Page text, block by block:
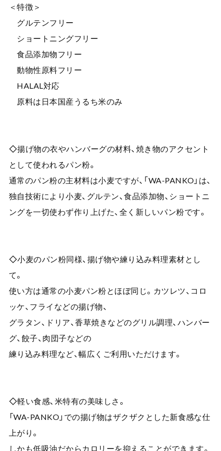
＜特徴＞
グルテンフリー
ショートニングフリー
食品添加物フリー
動物性原料フリー
HALAL対応
原料は日本国産うるち米のみ
◇揚げ物の衣やハンバーグの材料、焼き物のアクセント
として使われるパン粉。
通常のパン粉の主材料は小麦ですが、「WA-PANKO」は、
独自技術により小麦、グルテン、食品添加物、ショートニ
ングを一切使わず作り上げた、全く新しいパン粉です。
◇小麦のパン粉同様、揚げ物や練り込み料理素材とし
て。
使い方は通常の小麦パン粉とほぼ同じ。カツレツ、コロ
ッケ、フライなどの揚げ物、
グラタン、ドリア、香草焼きなどのグリル調理、ハンバー
グ、餃子、肉団子などの
練り込み料理など、幅広くご利用いただけます。
◇軽い食感、米特有の美味しさ。
「WA-PANKO」での揚げ物はザクザクとした新食感な仕
上がり。
しかも低吸油だからカロリーを抑えることができます。